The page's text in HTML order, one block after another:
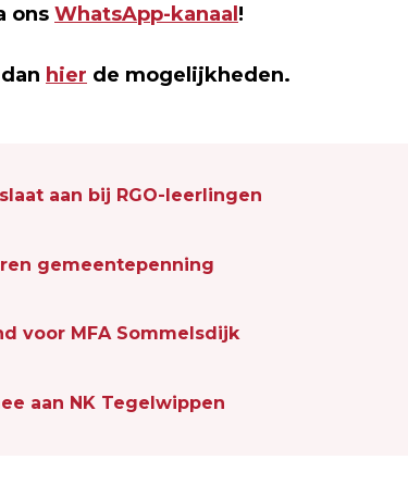
ons WhatsApp-kanaal !
hier de mogelijkheden.
aan bij RGO-leerlingen
gemeentepenning
voor MFA Sommelsdijk
aan NK Tegelwippen